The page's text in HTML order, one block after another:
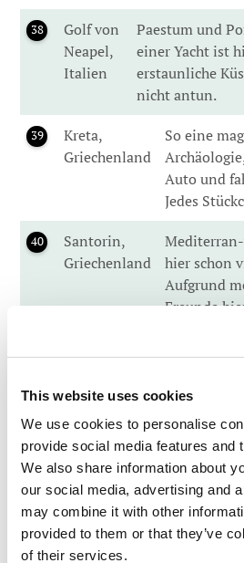
This website uses cookies
We use cookies to personalise
provide social media features and
We also share information about
our social media, advertising and
may combine it with other
provided to them or that they’ve
of their services.
38
Golf von
Neapel,
Italien
Paestum und
einer Yacht ist
erstaunliche
nicht antun.
39
Kreta,
Griechenland
So eine
Auto und
Jedes
40
Santorin,
Griechenland
hier schon
Aufgrund
Freunde
Landschaft.
42 Grönland Besteigen Sie
43
Die Strände
der
Normandie,
Man sagt,
makabre Art.